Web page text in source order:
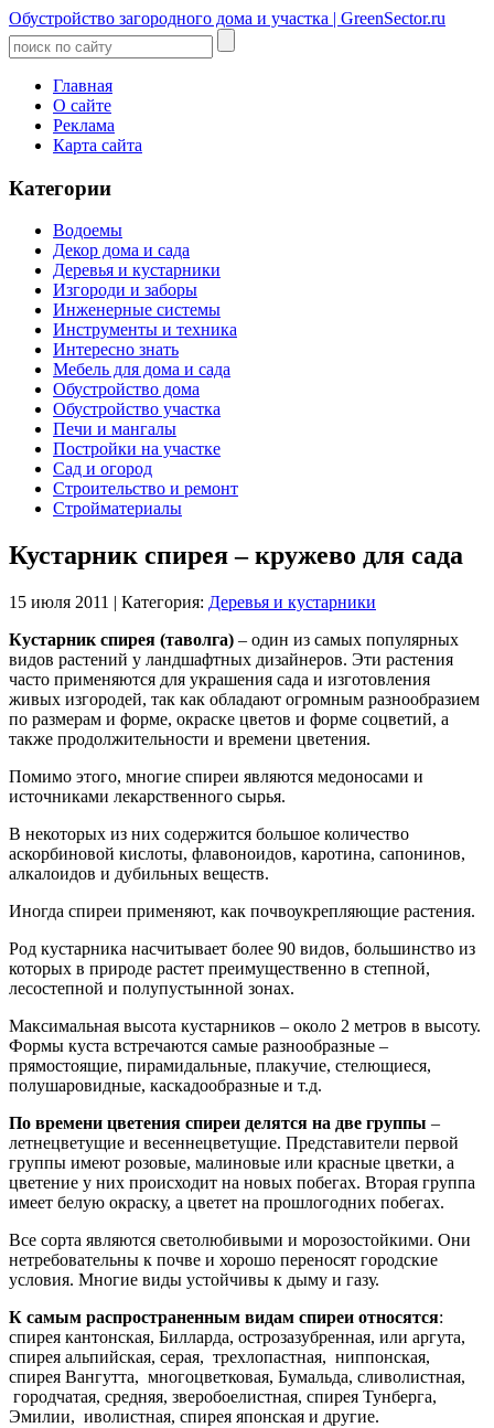
Обустройство загородного дома и участка | GreenSector.ru
Главная
О сайте
Реклама
Карта сайта
Категории
Водоемы
Декор дома и сада
Деревья и кустарники
Изгороди и заборы
Инженерные системы
Инструменты и техника
Интересно знать
Мебель для дома и сада
Обустройство дома
Обустройство участка
Печи и мангалы
Постройки на участке
Сад и огород
Строительство и ремонт
Стройматериалы
Кустарник спирея – кружево для сада
15 июля 2011 | Категория: Деревья и кустарники
Кустарник спирея (таволга) – один из самых популярных
видов растений у ландшафтных дизайнеров. Эти растения
часто применяются для украшения сада и изготовления
живых изгородей, так как обладают огромным разнообразием
по размерам и форме, окраске цветов и форме соцветий, а
также продолжительности и времени цветения.
Помимо этого, многие спиреи являются медоносами и
источниками лекарственного сырья.
В некоторых из них содержится большое количество
аскорбиновой кислоты, флавоноидов, каротина, сапонинов,
алкалоидов и дубильных веществ.
Иногда спиреи применяют, как почвоукрепляющие растения.
Род кустарника насчитывает более 90 видов, большинство из
которых в природе растет преимущественно в степной,
лесостепной и полупустынной зонах.
Максимальная высота кустарников – около 2 метров в высоту.
Формы куста встречаются самые разнообразные –
прямостоящие, пирамидальные, плакучие, стелющиеся,
полушаровидные, каскадообразные и т.д.
По времени цветения спиреи делятся на две группы –
летнецветущие и весеннецветущие. Представители первой
группы имеют розовые, малиновые или красные цветки, а
цветение у них происходит на новых побегах. Вторая группа
имеет белую окраску, а цветет на прошлогодних побегах.
Все сорта являются светолюбивыми и морозостойкими. Они
нетребовательны к почве и хорошо переносят городские
условия. Многие виды устойчивы к дыму и газу.
К самым распространенным видам спиреи относятся:
спирея кантонская, Билларда, острозазубренная, или аргута,
спирея альпийская, серая, трехлопастная, ниппонская,
спирея Вангутта, многоцветковая, Бумальда, сливолистная,
городчатая, средняя, зверобоелистная, спирея Тунберга,
Эмилии, иволистная, спирея японская и другие.